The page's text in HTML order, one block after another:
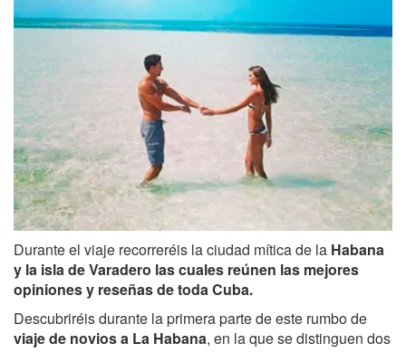
Durante el viaje recorreréis la ciudad mítica de la Habana
y la isla de Varadero las cuales reúnen las mejores
opiniones y reseñas de toda Cuba.
Descubriréis durante la primera parte de este rumbo de
viaje de novios a La Habana, en la que se distinguen dos